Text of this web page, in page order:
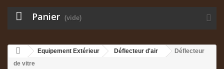
Panier (vide)
Equipement Extérieur Déflecteur d'air
Déflecteur
de vitre